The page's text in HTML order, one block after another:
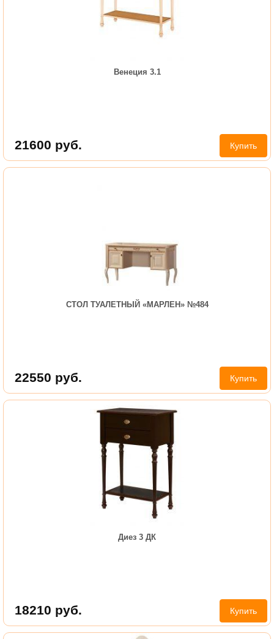
Венеция 3.1
21600 руб. Купить
СТОЛ ТУАЛЕТНЫЙ «МАРЛЕН» №484
22550 руб. Купить
Диез 3 ДК
18210 руб. Купить